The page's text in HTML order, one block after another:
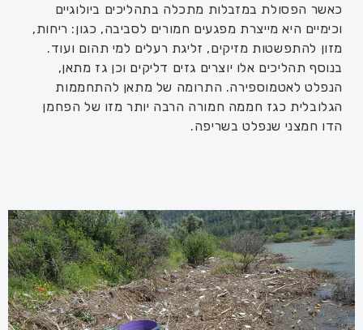
כאשר הפסולת במזבלות מתכלה בתהליכים ביולוגיים
וכימיים היא מייצרת מפגעים חמורים לסביבה, כגון: ריחות,
מזון להתפשטות מזיקים, זליגת רעלים למי תהום ועוד.
בנוסף תהליכים אלו יוצרים גזים דליקים וכן גז מתאן,
הנפלט לאטמוספירה. התרומה של מתאן להתחממות
הגלובלית כגז חממה חמורה הרבה יותר מזו של הפחמן
הדו חמצני שנפלט בשריפה.